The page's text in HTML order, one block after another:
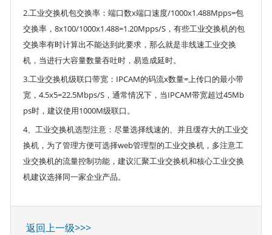
2.工业交换机包交换率：端口数x端口速度/1000x1.488Mpps=包
交换率，8x100/1000x1.488=1.20Mpps/S，有些工业交换机的包
交换率有时计算出不能达到此要求，那么就是非线速工业交换
机，当进行大容量数量吞吐时，易造成延时。
3.工业交换机级联口带宽：IPCAM的码流x数量=上传口的最小带
宽，4.5x5=22.5Mbps/S，通常情况下，当IPCAM带宽超过45Mb
ps时，建议使用1000M级联口。
4、工业交换机选型注意：尽量选择线速的、并且缓存大的工业交
换机，为了管理方便可选择web管理型的工业交换机，多注意工
业交换机的流量控制功能，建议汇聚工业交换机和核心工业交换
机建议选择同一家企业产品。
返回上一级>>>